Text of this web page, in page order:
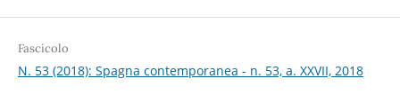
Fascicolo
N. 53 (2018): Spagna contemporanea - n. 53, a. XXVII, 2018